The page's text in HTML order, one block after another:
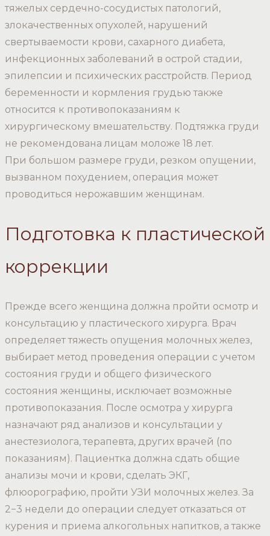
тяжелых сердечно-сосудистых патологий,
злокачественных опухолей, нарушений
свертываемости крови, сахарного диабета,
инфекционных заболеваний в острой стадии,
эпилепсии и психических расстройств. Период
беременности и кормления грудью также
относится к противопоказаниям к
хирургическому вмешательству. Подтяжка груди
не рекомендована лицам моложе 18 лет.
При большом размере груди, резком опущении,
вызванном похудением, операция может
проводиться нерожавшим женщинам.
Подготовка к пластической
коррекции
Прежде всего женщина должна пройти осмотр и
консультацию у пластического хирурга. Врач
определяет тяжесть опущения молочных желез,
выбирает метод проведения операции с учетом
состояния груди и общего физического
состояния женщины, исключает возможные
противопоказания. После осмотра у хирурга
назначают ряд анализов и консультации у
анестезиолога, терапевта, других врачей (по
показаниям). Пациентка должна сдать общие
анализы мочи и крови, сделать ЭКГ,
флюорографию, пройти УЗИ молочных желез. За
2−3 недели до операции следует отказаться от
курения и приема алкогольных напитков, а также